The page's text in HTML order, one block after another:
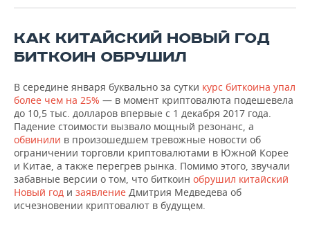
ХОККЕЙ С МЯЧОМ
ПРОИСШЕСТВИЯ
КАК КИТАЙСКИЙ НОВЫЙ ГОД
БИТКОИН ОБРУШИЛ
В середине января буквально за сутки курс биткоина упал
более чем на 25% — в момент криптовалюта подешевела
до 10,5 тыс. долларов впервые с 1 декабря 2017 года.
Падение стоимости вызвало мощный резонанс, а
обвинили в произошедшем тревожные новости об
ограничении торговли криптовалютами в Южной Корее
и Китае, а также перегрев рынка. Помимо этого, звучали
забавные версии о том, что биткоин обрушил китайский
Новый год и заявление Дмитрия Медведева об
исчезновении криптовалют в будущем.